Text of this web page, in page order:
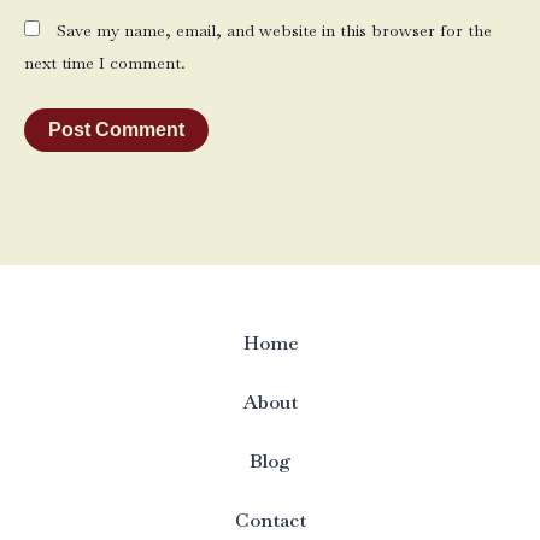
Save my name, email, and website in this browser for the
next time I comment.
Home
About
Blog
Contact